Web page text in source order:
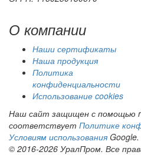
О компании
Наши сертификаты
Наша продукция
Политика
конфиденциальности
Использование cookies
Наш сайт защищен с помощью
соответствует Политике
Условиям использования Google.
© 2016-2026 УралПром. Все